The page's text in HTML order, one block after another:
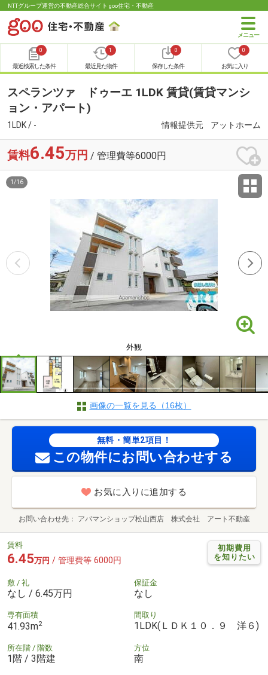
NTTグループ運営の不動産総合サイト goo住宅・不動産
0
最近検索した条件
1
最近見た物件
0
保存した条件
0
お気に入り
スペランツァ ドゥーエ 1LDK 賃貸(賃貸マンシ
ョン・アパート)
1LDK / - 情報提供元 アットホーム
賃料6.45万円 / 管理費等6000円
外観
1 /16
画像の一覧を見る（16枚）
無料・簡単2項目！
この物件にお問い合わせする
お気に入りに追加する
お問い合わせ先 アパマンショップ松山西店 株式会社 アート不動産
初期費用
を知りたい
賃料
6.45万円 / 管理費等 6000円
敷 / 礼
なし / 6.45万円
保証金
なし
専有面積
41.93m2
間取り
1LDK(ＬＤＫ１０．９ 洋６)
所在階 / 階数
1階 / 3階建
方位
南